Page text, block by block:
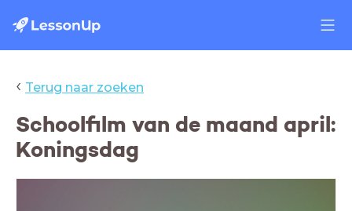
‹ Terug naar zoeken
Schoolfilm van de maand april:
Koningsdag